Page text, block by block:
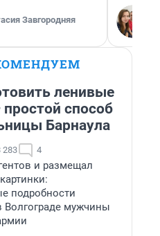
Завгородняя
ленивые
способ
Барнаула
283 4
и размещал
подробности
Волгограде мужчины